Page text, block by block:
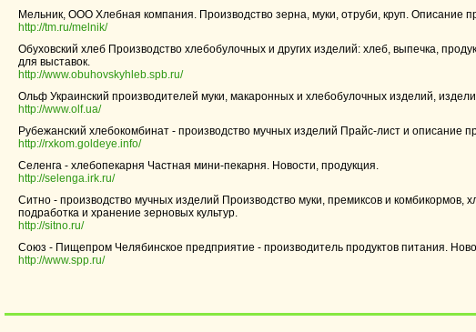
Мельник, ООО Хлебная компания. Производство зерна, муки, отруби, круп. Описание
http://tm.ru/melnik/
Обуховский хлеб Производство хлебобулочных и других изделий: хлеб, выпечка,
для выставок.
http://www.obuhovskyhleb.spb.ru/
Ольф Украинский производителей муки, макаронных и хлебобулочных изделий,
http://www.olf.ua/
Рубежанский хлебокомбинат - производство мучных изделий Прайс-лист и описание
http://rxkom.goldeye.info/
Селенга - хлебопекарня Частная мини-пекарня. Новости, продукция.
http://selenga.irk.ru/
Ситно - производство мучных изделий Производство муки, премиксов и
подработка и хранение зерновых культур.
http://sitno.ru/
Союз - Пищепром Челябинское предприятие - производитель продуктов питания.
http://www.spp.ru/